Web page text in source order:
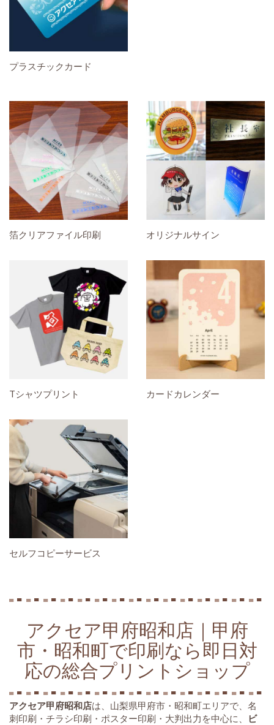
プラスチックカード
箔クリアファイル印刷 オリジナルサイン
Tシャツプリント カードカレンダー
セルフコピーサービス
アクセア甲府昭和店｜甲府
市・昭和町で印刷なら即日対
応の総合プリントショップ
アクセア甲府昭和店は、山梨県甲府市・昭和町エリアで、名
刺印刷・チラシ印刷・ポスター印刷・大判出力を中心に、
ビ